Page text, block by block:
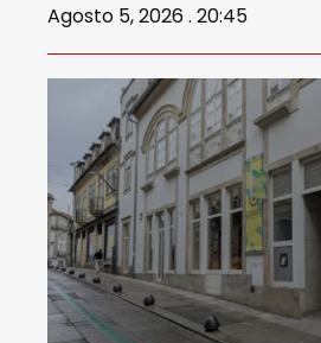
Agosto 5, 2026 . 20:45